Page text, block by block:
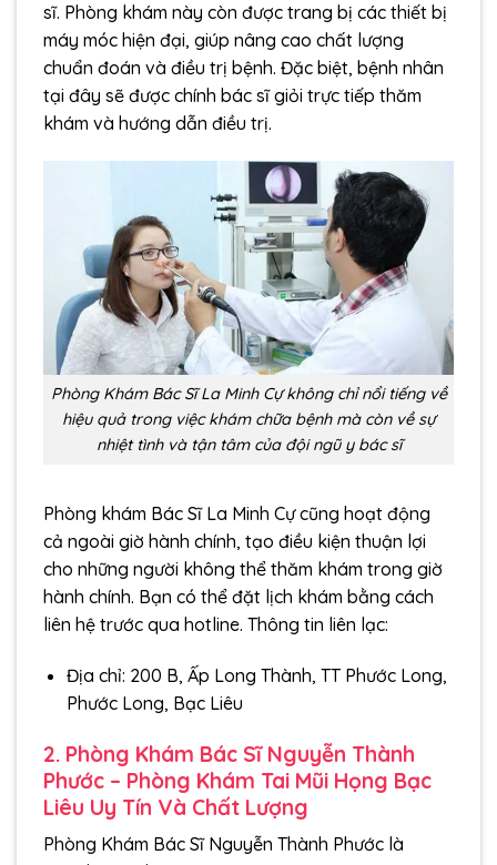
sĩ. Phòng khám này còn được trang bị các thiết bị
máy móc hiện đại, giúp nâng cao chất lượng
chuẩn đoán và điều trị bệnh. Đặc biệt, bệnh nhân
tại đây sẽ được chính bác sĩ giỏi trực tiếp thăm
khám và hướng dẫn điều trị.
Phòng Khám Bác Sĩ La Minh Cự không chỉ nổi tiếng về
hiệu quả trong việc khám chữa bệnh mà còn về sự
nhiệt tình và tận tâm của đội ngũ y bác sĩ
Phòng khám Bác Sĩ La Minh Cự cũng hoạt động
cả ngoài giờ hành chính, tạo điều kiện thuận lợi
cho những người không thể thăm khám trong giờ
hành chính. Bạn có thể đặt lịch khám bằng cách
liên hệ trước qua hotline. Thông tin liên lạc:
Địa chỉ: 200 B, Ấp Long Thành, TT Phước Long,
Phước Long, Bạc Liêu
2. Phòng Khám Bác Sĩ Nguyễn Thành
Phước – Phòng Khám Tai Mũi Họng Bạc
Liêu Uy Tín Và Chất Lượng
Phòng Khám Bác Sĩ Nguyễn Thành Phước là